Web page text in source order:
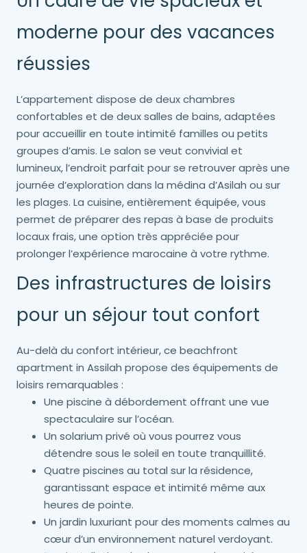
moderne pour des vacances
réussies
L’appartement dispose de deux chambres
confortables et de deux salles de bains, adaptées
pour accueillir en toute intimité familles ou petits
groupes d’amis. Le salon se veut convivial et
lumineux, l’endroit parfait pour se retrouver après une
journée d’exploration dans la médina d’Asilah ou sur
les plages. La cuisine, entièrement équipée, vous
permet de préparer des repas à base de produits
locaux frais, une option très appréciée pour
prolonger l’expérience marocaine à votre rythme.
Des infrastructures de loisirs
pour un séjour tout confort
Au-delà du confort intérieur, ce beachfront
apartment in Assilah propose des équipements de
loisirs remarquables :
Une piscine à débordement offrant une vue
spectaculaire sur l’océan.
Un solarium privé où vous pourrez vous
détendre sous le soleil en toute tranquillité.
Quatre piscines au total sur la résidence,
garantissant espace et intimité même aux
heures de pointe.
Un jardin luxuriant pour des moments calmes au
cœur d’un environnement naturel verdoyant.